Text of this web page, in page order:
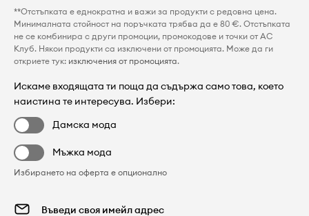
**Отстъпката е еднократна и важи за продукти с редовна цена.
Минималната стойност на поръчката трябва да е 80 €. Отстъпката
не се комбинира с други промоции, промокодове и точки от AC
Клуб. Някои продукти са изключени от промоцията. Може да ги
откриете тук: изключения от промоцията.
Искаме входящата ти поща да съдържа само това, което
наистина те интересува. Избери:
Дамска мода
Мъжка мода
Избирането на оферта е опционално